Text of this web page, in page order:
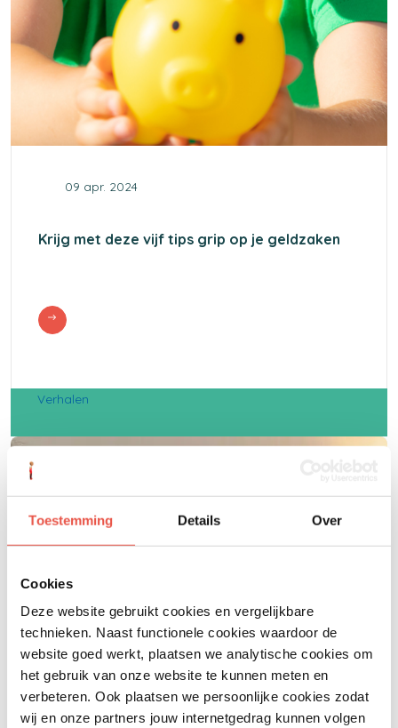
Toestemming Details Over
Cookies
Deze website gebruikt cookies en vergelijkbare
technieken. Naast functionele cookies waardoor de
website goed werkt, plaatsen we analytische cookies om
het gebruik van onze website te kunnen meten en
verbeteren. Ook plaatsen we persoonlijke cookies zodat
wij en onze partners jouw internetgedrag kunnen volgen
09 apr. 2024
Krijg met deze vijf tips grip op je geldzaken
Verhalen